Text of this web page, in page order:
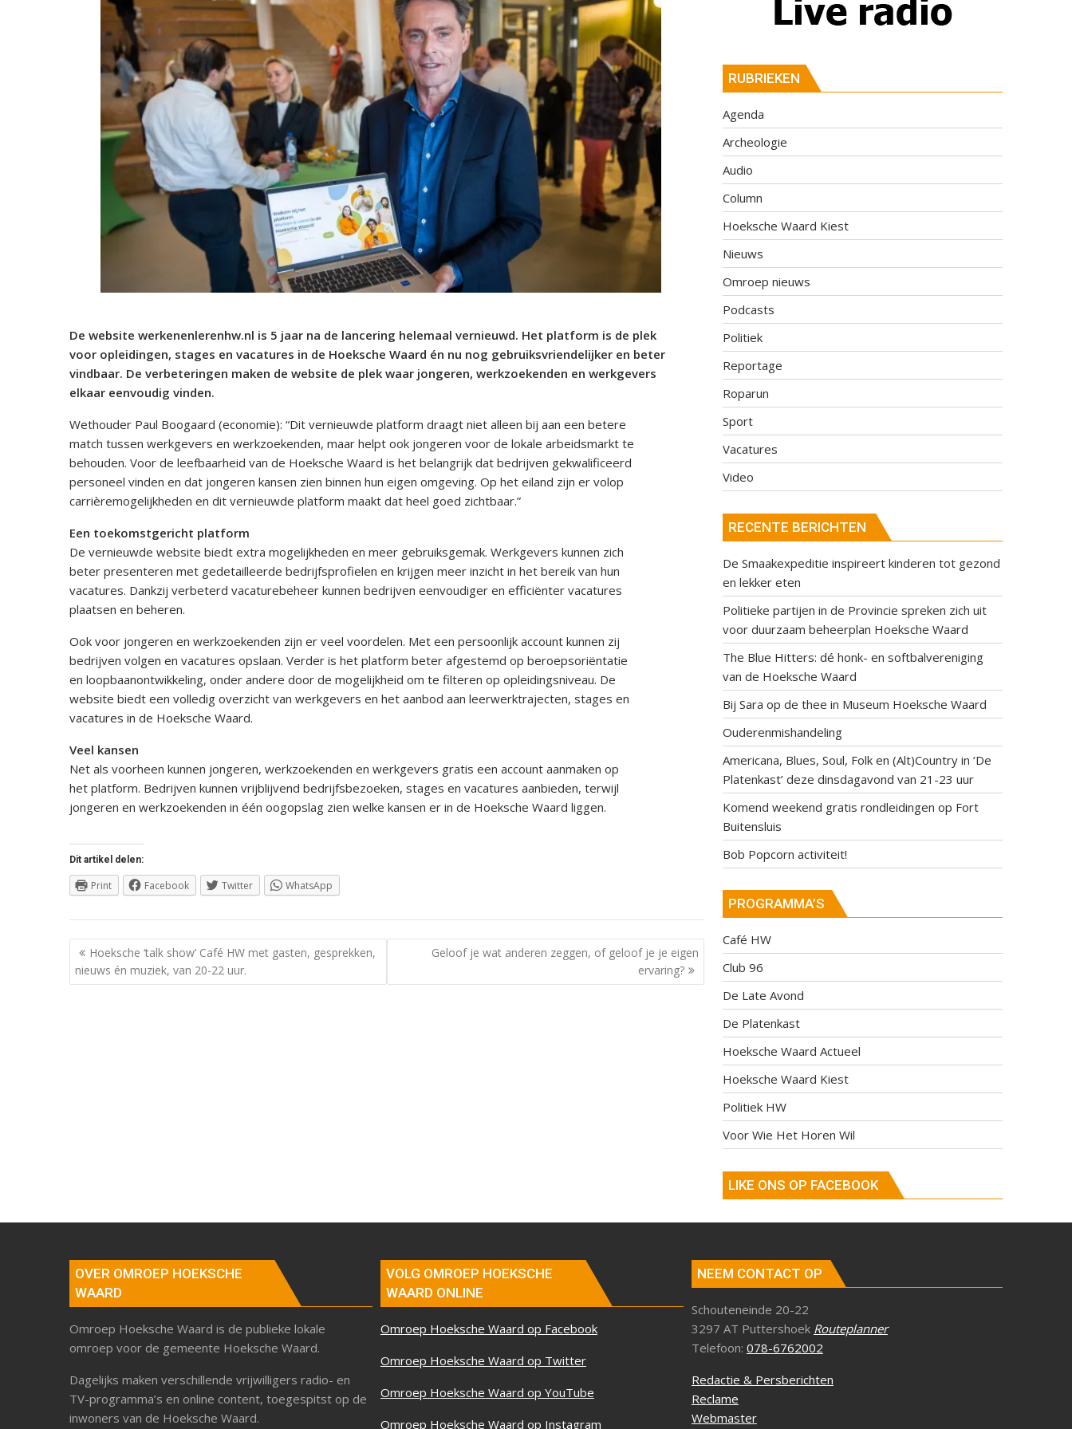
De website werkenenlerenhw.nl is 5 jaar na de lancering helemaal vernieuwd. Het platform is de plek
voor opleidingen, stages en vacatures in de Hoeksche Waard én nu nog gebruiksvriendelijker en beter
vindbaar. De verbeteringen maken de website de plek waar jongeren, werkzoekenden en werkgevers
elkaar eenvoudig vinden.
Wethouder Paul Boogaard (economie): “Dit vernieuwde platform draagt niet alleen bij aan een betere
match tussen werkgevers en werkzoekenden, maar helpt ook jongeren voor de lokale arbeidsmarkt te
behouden. Voor de leefbaarheid van de Hoeksche Waard is het belangrijk dat bedrijven gekwalificeerd
personeel vinden en dat jongeren kansen zien binnen hun eigen omgeving. Op het eiland zijn er volop
carrièremogelijkheden en dit vernieuwde platform maakt dat heel goed zichtbaar.”
Een toekomstgericht platform
De vernieuwde website biedt extra mogelijkheden en meer gebruiksgemak. Werkgevers kunnen zich
beter presenteren met gedetailleerde bedrijfsprofielen en krijgen meer inzicht in het bereik van hun
vacatures. Dankzij verbeterd vacaturebeheer kunnen bedrijven eenvoudiger en efficiënter vacatures
plaatsen en beheren.
Ook voor jongeren en werkzoekenden zijn er veel voordelen. Met een persoonlijk account kunnen zij
bedrijven volgen en vacatures opslaan. Verder is het platform beter afgestemd op beroepsoriëntatie
en loopbaanontwikkeling, onder andere door de mogelijkheid om te filteren op opleidingsniveau. De
website biedt een volledig overzicht van werkgevers en het aanbod aan leerwerktrajecten, stages en
vacatures in de Hoeksche Waard.
Veel kansen
Net als voorheen kunnen jongeren, werkzoekenden en werkgevers gratis een account aanmaken op
het platform. Bedrijven kunnen vrijblijvend bedrijfsbezoeken, stages en vacatures aanbieden, terwijl
jongeren en werkzoekenden in één oogopslag zien welke kansen er in de Hoeksche Waard liggen.
Dit artikel delen:
Print Facebook Twitter WhatsApp
Berichtnavigatie
Hoeksche ‘talk show’ Café HW met gasten, gesprekken,
nieuws én muziek, van 20-22 uur.
Geloof je wat anderen zeggen, of geloof je je eigen
ervaring?
RUBRIEKEN
Agenda
Archeologie
Audio
Column
Hoeksche Waard Kiest
Nieuws
Omroep nieuws
Podcasts
Politiek
Reportage
Roparun
Sport
Vacatures
Video
RECENTE BERICHTEN
De Smaakexpeditie inspireert kinderen tot gezond
en lekker eten
Politieke partijen in de Provincie spreken zich uit
voor duurzaam beheerplan Hoeksche Waard
The Blue Hitters: dé honk- en softbalvereniging
van de Hoeksche Waard
Bij Sara op de thee in Museum Hoeksche Waard
Ouderenmishandeling
Americana, Blues, Soul, Folk en (Alt)Country in ‘De
Platenkast’ deze dinsdagavond van 21-23 uur
Komend weekend gratis rondleidingen op Fort
Buitensluis
Bob Popcorn activiteit!
PROGRAMMA’S
Café HW
Club 96
De Late Avond
De Platenkast
Hoeksche Waard Actueel
Hoeksche Waard Kiest
Politiek HW
Voor Wie Het Horen Wil
LIKE ONS OP FACEBOOK
OVER OMROEP HOEKSCHE
WAARD
Omroep Hoeksche Waard is de publieke lokale
omroep voor de gemeente Hoeksche Waard.
Dagelijks maken verschillende vrijwilligers radio- en
TV-programma’s en online content, toegespitst op de
inwoners van de Hoeksche Waard.
VOLG OMROEP HOEKSCHE
WAARD ONLINE
Omroep Hoeksche Waard op Facebook
Omroep Hoeksche Waard op Twitter
Omroep Hoeksche Waard op YouTube
Omroep Hoeksche Waard op Instagram
NEEM CONTACT OP
Schouteneinde 20-22
3297 AT Puttershoek Routeplanner
Telefoon: 078-6762002
Redactie & Persberichten
Reclame
Webmaster